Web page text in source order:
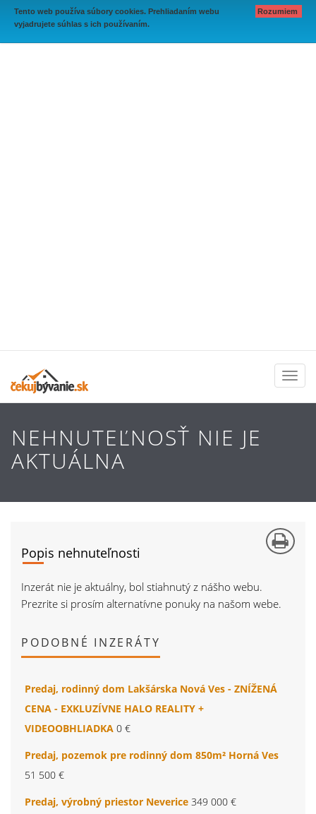
Tento web používa súbory cookies. Prehliadaním webu
vyjadrujete súhlas s ich používaním.
Rozumiem
NEHNUTEĽNOSŤ NIE JE
AKTUÁLNA
Popis nehnuteľnosti
Inzerát nie je aktuálny, bol stiahnutý z nášho webu.
Prezrite si prosím alternatívne ponuky na našom webe.
PODOBNÉ INZERÁTY
Predaj, rodinný dom Lakšárska Nová Ves - ZNÍŽENÁ
CENA - EXKLUZÍVNE HALO REALITY +
VIDEOOBHLIADKA 0 €
Predaj, pozemok pre rodinný dom 850m² Horná Ves
51 500 €
Predaj, výrobný priestor Neverice 349 000 €